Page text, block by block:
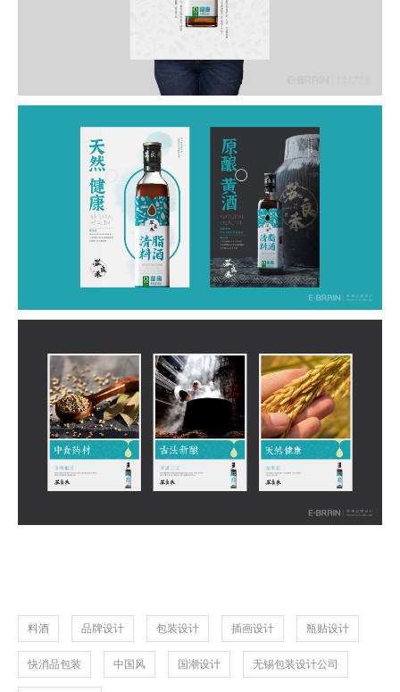
料酒 品牌设计 包装设计 插画设计 瓶贴设计
快消品包装 中国风 国潮设计 无锡包装设计公司